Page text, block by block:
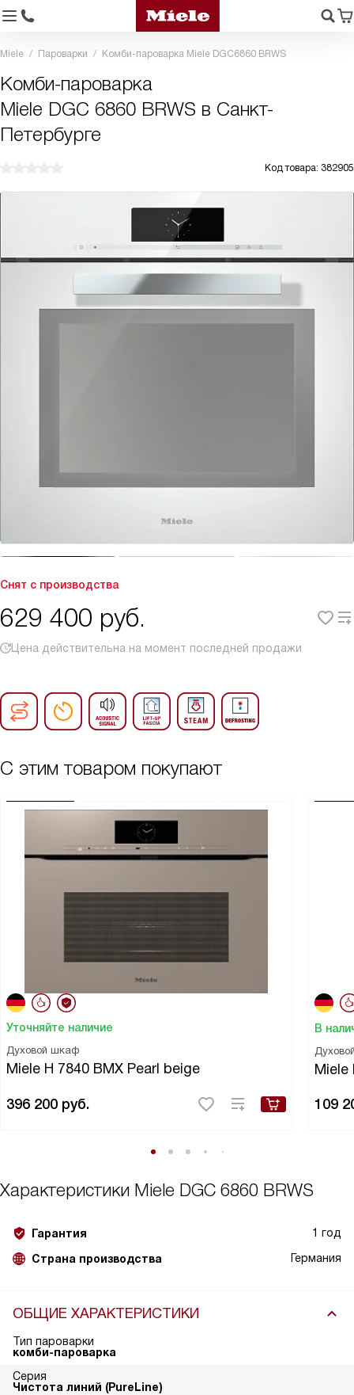
Miele Пароварки Комби-пароварка Miele DGC6860 BRWS
Комби-пароварка
Miele DGC 6860 BRWS в Санкт-
Петербурге
Код товара: 382905
Снят с производства
629 400 руб.
Цена действительна на момент последней продажи
С этим товаром покупают
Уточняйте наличие
Духовой шкаф
Miele H 7840 BMX Pearl beige
396 200 руб.
В
Miele
109
Характеристики Miele DGC 6860 BRWS
Гарантия 1 год
Страна производства Германия
ОБЩИЕ ХАРАКТЕРИСТИКИ
Тип пароварки
комби-пароварка
Серия
Чистота линий (PureLine)